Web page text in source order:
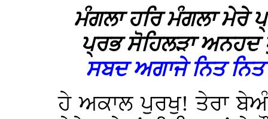
ਮੰਗਲਾ ਹਰਿ ਮੰਗਲਾ ਮੇਰੇ
ਪ੍ਰਭ ਸੋਹਿਲੜਾ ਅਨਹਦ
ਸਬਦ ਅਗਾਜੇ ਨਿਤ
ਹੇ ਅਕਾਲ ਪੁਰਖੁ! ਤੇਰਾ